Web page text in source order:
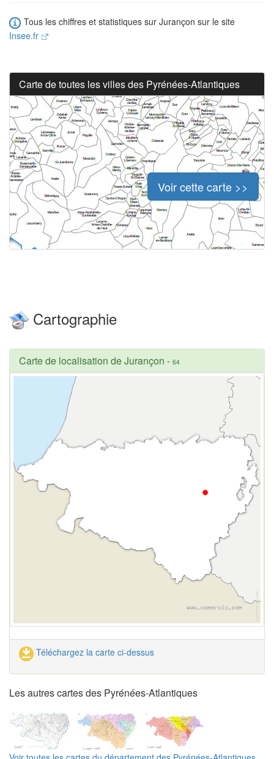
Tous les chiffres et statistiques sur Jurançon sur le site
Insee.fr
Carte de toutes les villes des Pyrénées-Atlantiques
Voir cette carte >>
Cartographie
Carte de localisation de Jurançon - 64
Téléchargez la carte ci-dessus
Les autres cartes des Pyrénées-Atlantiques